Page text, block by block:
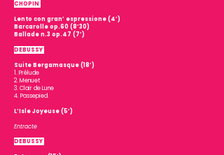
CHOPIN
Lento con gran’ espressione (4’)
Barcarolle op.60 (8’30)
Ballade n.3 op.47 (7’)
DEBUSSY
Suite Bergamasque (18’)
1. Prélude
2. Menuet
3. Clair de Lune
4. Passepied.
L’Isle Joyeuse (5’)
Entracte
DEBUSSY